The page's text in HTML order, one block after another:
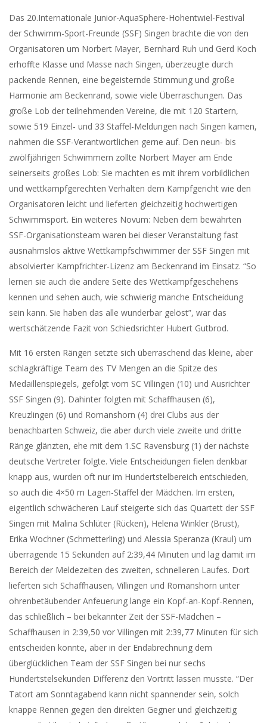
Das 20.Internationale Junior-AquaSphere-Hohentwiel-Festival
der Schwimm-Sport-Freunde (SSF) Singen brachte die von den
Organisatoren um Norbert Mayer, Bernhard Ruh und Gerd Koch
erhoffte Klasse und Masse nach Singen, überzeugte durch
packende Rennen, eine begeisternde Stimmung und große
Harmonie am Beckenrand, sowie viele Überraschungen. Das
große Lob der teilnehmenden Vereine, die mit 120 Startern,
sowie 519 Einzel- und 33 Staffel-Meldungen nach Singen kamen,
nahmen die SSF-Verantwortlichen gerne auf. Den neun- bis
zwölfjährigen Schwimmern zollte Norbert Mayer am Ende
seinerseits großes Lob: Sie machten es mit ihrem vorbildlichen
und wettkampfgerechten Verhalten dem Kampfgericht wie den
Organisatoren leicht und lieferten gleichzeitig hochwertigen
Schwimmsport. Ein weiteres Novum: Neben dem bewährten
SSF-Organisationsteam waren bei dieser Veranstaltung fast
ausnahmslos aktive Wettkampfschwimmer der SSF Singen mit
absolvierter Kampfrichter-Lizenz am Beckenrand im Einsatz. “So
lernen sie auch die andere Seite des Wettkampfgeschehens
kennen und sehen auch, wie schwierig manche Entscheidung
sein kann. Sie haben das alle wunderbar gelöst”, war das
wertschätzende Fazit von Schiedsrichter Hubert Gutbrod.
Mit 16 ersten Rängen setzte sich überraschend das kleine, aber
schlagkräftige Team des TV Mengen an die Spitze des
Medaillenspiegels, gefolgt vom SC Villingen (10) und Ausrichter
SSF Singen (9). Dahinter folgten mit Schaffhausen (6),
Kreuzlingen (6) und Romanshorn (4) drei Clubs aus der
benachbarten Schweiz, die aber durch viele zweite und dritte
Ränge glänzten, ehe mit dem 1.SC Ravensburg (1) der nächste
deutsche Vertreter folgte. Viele Entscheidungen fielen denkbar
knapp aus, wurden oft nur im Hundertstelbereich entschieden,
so auch die 4×50 m Lagen-Staffel der Mädchen. Im ersten,
eigentlich schwächeren Lauf steigerte sich das Quartett der SSF
Singen mit Malina Schlüter (Rücken), Helena Winkler (Brust),
Erika Wochner (Schmetterling) und Alessia Speranza (Kraul) um
überragende 15 Sekunden auf 2:39,44 Minuten und lag damit im
Bereich der Meldezeiten des zweiten, schnelleren Laufes. Dort
lieferten sich Schaffhausen, Villingen und Romanshorn unter
ohrenbetäubender Anfeuerung lange ein Kopf-an-Kopf-Rennen,
das schließlich – bei bekannter Zeit der SSF-Mädchen –
Schaffhausen in 2:39,50 vor Villingen mit 2:39,77 Minuten für sich
entscheiden konnte, aber in der Endabrechnung dem
überglücklichen Team der SSF Singen bei nur sechs
Hundertstelsekunden Differenz den Vortritt lassen musste. “Der
Tatort am Sonntagabend kann nicht spannender sein, solch
knappe Rennen gegen den direkten Gegner und gleichzeitig